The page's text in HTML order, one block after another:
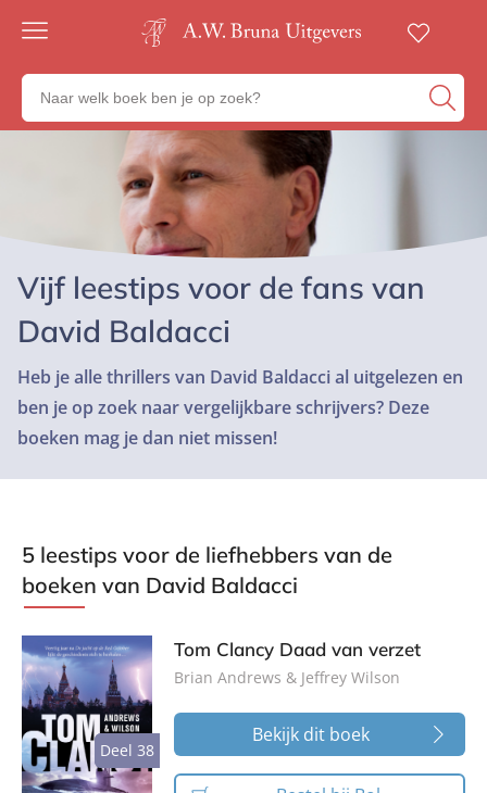
Gratis
23:00
besteld,
betalen
Gratis
retourneren
Zoeken
naar
boeken,
Artikelen
Vijf leestips voor de fans van
David Baldacci
Heb je alle thrillers van David Baldacci al uitgelezen en
ben je op zoek naar vergelijkbare schrijvers? Deze
boeken mag je dan niet missen!
5 leestips voor de liefhebbers van de
boeken van David Baldacci
Deel 38
Deel 38
Tom Clancy Daad van verzet
Brian Andrews & Jeffrey Wilson
Bekijk dit boek